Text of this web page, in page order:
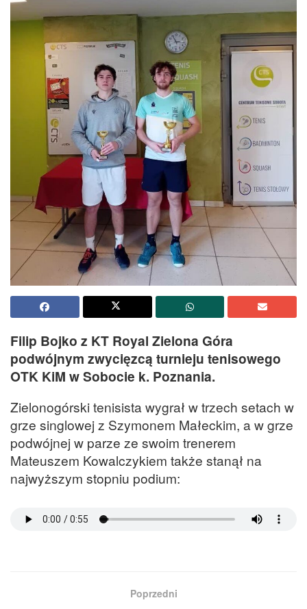
Filip Bojko z KT Royal Zielona Góra
podwójnym zwycięzcą turnieju tenisowego
OTK KiM w Sobocie k. Poznania.
Zielonogórski tenisista wygrał w trzech setach w
grze singlowej z Szymonem Małeckim, a w grze
podwójnej w parze ze swoim trenerem
Mateuszem Kowalczykiem także stanął na
najwyższym stopniu podium:
Poprzedni